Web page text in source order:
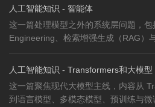
人工智能知识 - 智能体
这一篇处理模型之外的系统层问题，
Engineering、检索增强生成（RAG）与
人工智能知识 - Transformers和大模型
这一篇聚焦现代大模型主线，内容从
到语言模型、多模态模型、预训练与微